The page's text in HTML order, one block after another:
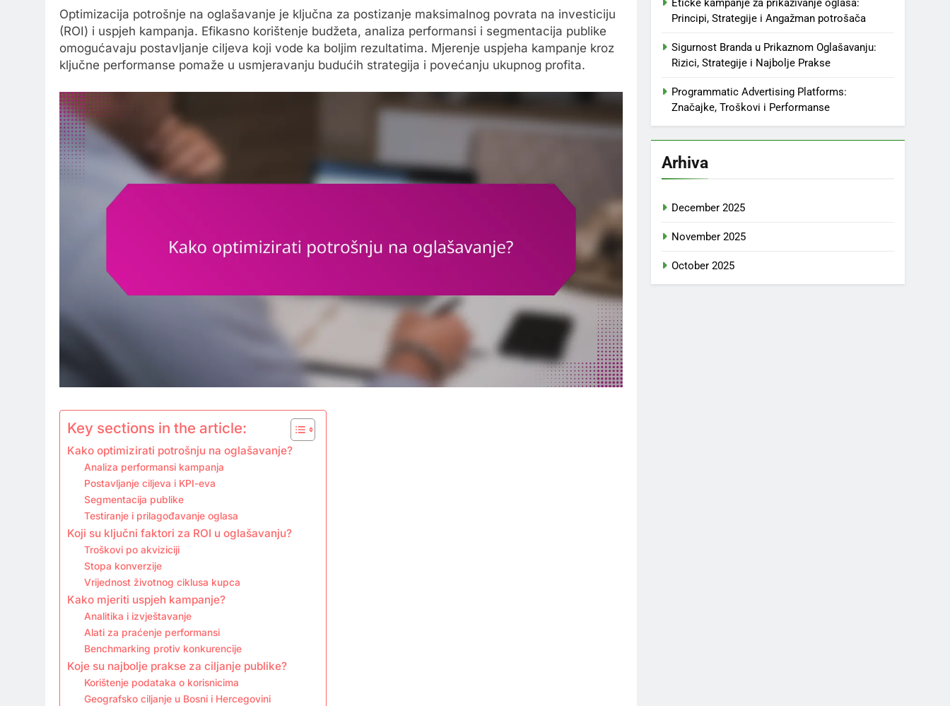
Optimizacija potrošnje na oglašavanje je ključna za postizanje maksimalnog povrata na investiciju
(ROI) i uspjeh kampanja. Efikasno korištenje budžeta, analiza performansi i segmentacija publike
omogućavaju postavljanje ciljeva koji vode ka boljim rezultatima. Mjerenje uspjeha kampanje kroz
ključne performanse pomaže u usmjeravanju budućih strategija i povećanju ukupnog profita.
Key sections in the article:
Kako optimizirati potrošnju na oglašavanje?
Analiza performansi kampanja
Postavljanje ciljeva i KPI-eva
Segmentacija publike
Testiranje i prilagođavanje oglasa
Koji su ključni faktori za ROI u oglašavanju?
Troškovi po akviziciji
Stopa konverzije
Vrijednost životnog ciklusa kupca
Kako mjeriti uspjeh kampanje?
Analitika i izvještavanje
Alati za praćenje performansi
Benchmarking protiv konkurencije
Koje su najbolje prakse za ciljanje publike?
Korištenje podataka o korisnicima
Geografsko ciljanje u Bosni i Hercegovini
Etičke kampanje za prikazivanje oglasa:
Principi, Strategije i Angažman potrošača
Sigurnost Branda u Prikaznom Oglašavanju:
Rizici, Strategije i Najbolje Prakse
Programmatic Advertising Platforms:
Značajke, Troškovi i Performanse
Arhiva
December 2025
November 2025
October 2025